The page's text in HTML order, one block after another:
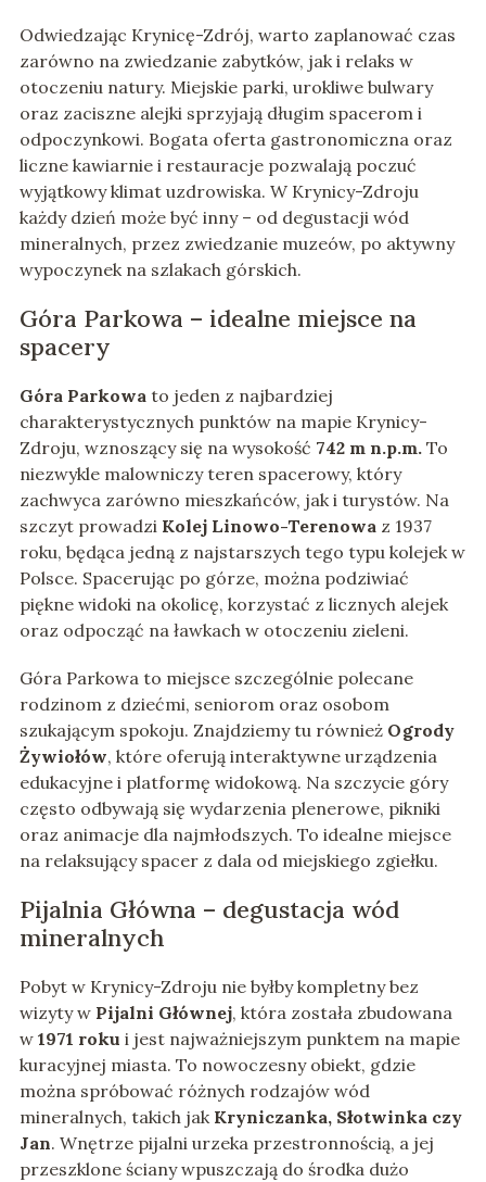
Odwiedzając Krynicę-Zdrój, warto zaplanować czas
zarówno na zwiedzanie zabytków, jak i relaks w
otoczeniu natury. Miejskie parki, urokliwe bulwary
oraz zaciszne alejki sprzyjają długim spacerom i
odpoczynkowi. Bogata oferta gastronomiczna oraz
liczne kawiarnie i restauracje pozwalają poczuć
wyjątkowy klimat uzdrowiska. W Krynicy-Zdroju
każdy dzień może być inny – od degustacji wód
mineralnych, przez zwiedzanie muzeów, po aktywny
wypoczynek na szlakach górskich.
Góra Parkowa – idealne miejsce na
spacery
Góra Parkowato jeden z najbardziej
charakterystycznych punktów na mapie Krynicy-
Zdroju, wznoszący się na wysokość 742 m n.p.m.To
niezwykle malowniczy teren spacerowy, który
zachwyca zarówno mieszkańców, jak i turystów. Na
szczyt prowadzi Kolej Linowo-Terenowaz 1937
roku, będąca jedną z najstarszych tego typu kolejek w
Polsce. Spacerując po górze, można podziwiać
piękne widoki na okolicę, korzystać z licznych alejek
oraz odpocząć na ławkach w otoczeniu zieleni.
Góra Parkowa to miejsce szczególnie polecane
rodzinom z dziećmi, seniorom oraz osobom
szukającym spokoju. Znajdziemy tu również Ogrody
Żywiołów, które oferują interaktywne urządzenia
edukacyjne i platformę widokową. Na szczycie góry
często odbywają się wydarzenia plenerowe, pikniki
oraz animacje dla najmłodszych. To idealne miejsce
na relaksujący spacer z dala od miejskiego zgiełku.
Pijalnia Główna – degustacja wód
mineralnych
Pobyt w Krynicy-Zdroju nie byłby kompletny bez
wizyty w Pijalni Głównej, która została zbudowana
w 1971 roku i jest najważniejszym punktem na mapie
kuracyjnej miasta. To nowoczesny obiekt, gdzie
można spróbować różnych rodzajów wód
mineralnych, takich jak Kryniczanka, Słotwinka czy
Jan. Wnętrze pijalni urzeka przestronnością, a jej
przeszklone ściany wpuszczają do środka dużo